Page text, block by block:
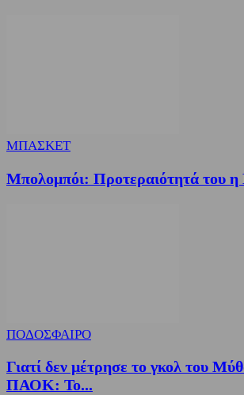
ΜΠΑΣΚΕΤ
Μπολομπόι: Προτεραιότητά του η
ΠΟΔΟΣΦΑΙΡΟ
Γιατί δεν μέτρησε το γκολ του
ΠΑΟΚ: Το...